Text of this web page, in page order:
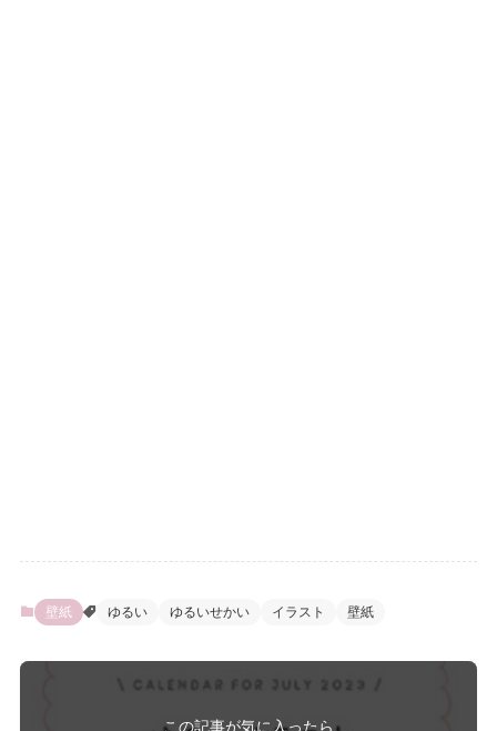
壁紙 ゆるい ゆるいせかい イラスト 壁紙
この記事が気に入ったら